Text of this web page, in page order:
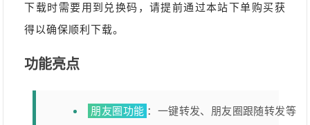
下载时需要用到兑换码，请提前通过本站下单购买获
得以确保顺利下载。
功能亮点
朋友圈功能 ：一键转发、朋友圈跟随转发等